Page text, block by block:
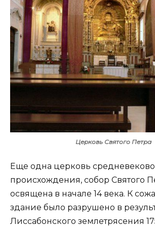
Церковь Святого Петра
Еще одна церковь
происхождения, собор Святого
освящена в начале 14 века. К
здание было разрушено в
Лиссабонского землетрясения